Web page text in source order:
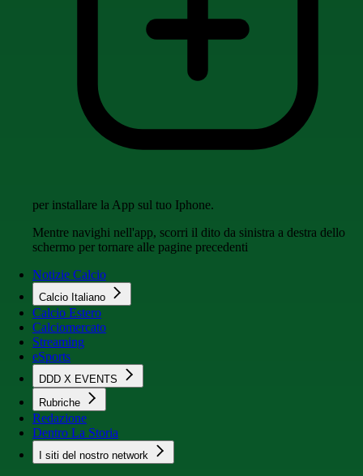
per installare la App sul tuo Iphone.
Mentre navighi nell'app, scorri il dito da sinistra a destra dello
schermo per tornare alle pagine precedenti
Notizie Calcio
Calcio Italiano
Calcio Estero
Calciomercato
Streaming
eSports
DDD X EVENTS
Rubriche
Redazione
Dentro La Storia
I siti del nostro network